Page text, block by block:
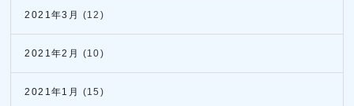
2021年3月 (12)
2021年2月 (10)
2021年1月 (15)